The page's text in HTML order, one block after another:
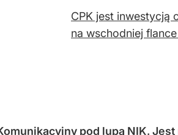
CPK jest inwestycją
na wschodniej
pod lupą NIK. Jest